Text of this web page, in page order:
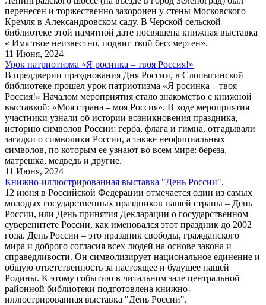
перенесен и торжественно захоронен у стены Московского
Кремля в Александровском саду. В Черской сельской
библиотеке этой памятной дате посвящена книжная выставка
« Имя твое неизвестно, подвиг твой бессмертен».
11 Июня, 2024
Урок патриотизма «Я росинка – твоя Россия!»
В преддверии празднования Дня России, в Слопыгинской
библиотеке прошел урок патриотизма «Я росинка – твоя
Россия!» Началом мероприятия стало знакомство с книжной
выставкой: «Моя страна – моя Россия». В ходе мероприятия
участники узнали об истории возникновения праздника,
историю символов России: герба, флага и гимна, отгадывали
загадки о символики России, а также неофициальных
символов, по которым ее узнают во всем мире: береза,
матрешка, медведь и другие.
11 Июня, 2024
Книжно-иллюстрированная выставка "День России".
12 июня в Российской Федерации отмечается один из самых
молодых государственных праздников нашей страны – День
России, или День принятия Декларации о государственном
суверенитете России, как именовался этот праздник до 2002
года. День России – это праздник свободы, гражданского
мира и доброго согласия всех людей на основе закона и
справедливости. Он символизирует национальное единение и
общую ответственность за настоящее и будущее нашей
Родины. К этому событию в читальном зале центральной
районной библиотеки подготовлена книжно-
иллюстрированная выставка "День России".